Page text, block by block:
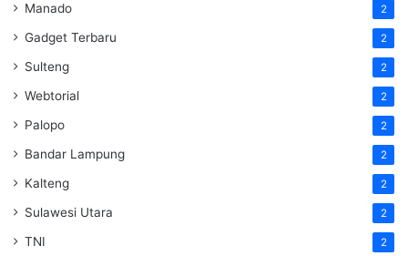
Manado 2
Gadget Terbaru 2
Sulteng 2
Webtorial 2
Palopo 2
Bandar Lampung 2
Kalteng 2
Sulawesi Utara 2
TNI 2